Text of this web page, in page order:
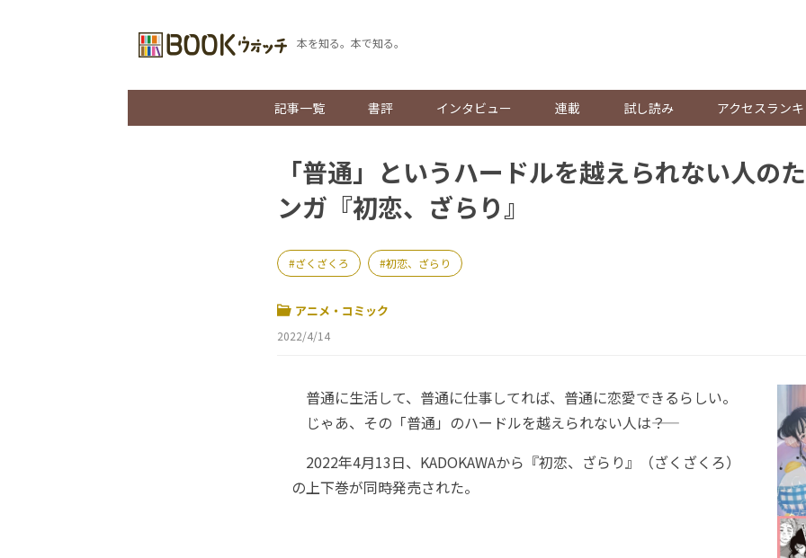
本を知る。本で知る。
記事一覧 書評 インタビュー 連載 試し読み アクセスラン
「普通」というハードルを越えられない人の
ンガ『初恋、ざらり』
ざくざくろ 初恋、ざらり
アニメ・コミック
2022/4/14
普通に生活して、普通に仕事してれば、普通に恋愛できるらしい。
じゃあ、その「普通」のハードルを越えられない人は――？
2022年4月13日、KADOKAWAから『初恋、ざらり』（ざくざくろ）
の上下巻が同時発売された。